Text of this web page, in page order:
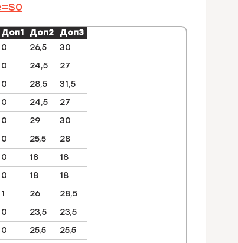
Доп1 Доп2
Доп3
0 26,5
30
0 24,5
27
0 28,5
31,5
0 24,5
27
0 29
30
0 25,5
28
0 18
18
0 18
18
1 26
28,5
0 23,5
23,5
0 25,5
25,5